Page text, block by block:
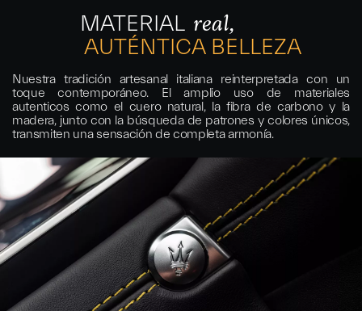
MATERIAL real,
AUTÉNTICA BELLEZA
Nuestra tradición artesanal italiana reinterpretada con un
toque contemporáneo. El amplio uso de materiales
autenticos como el cuero natural, la fibra de carbono y la
madera, junto con la búsqueda de patrones y colores únicos,
transmiten una sensación de completa armonía.